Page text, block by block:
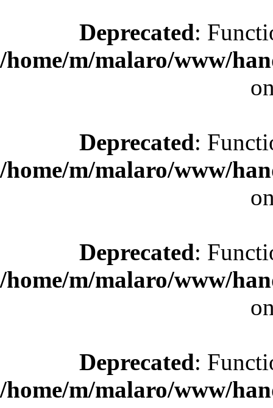
Deprecated:
/home/m/malaro/www/
Deprecated:
/home/m/malaro/www/
Deprecated:
/home/m/malaro/www/
Deprecated:
/home/m/malaro/www/